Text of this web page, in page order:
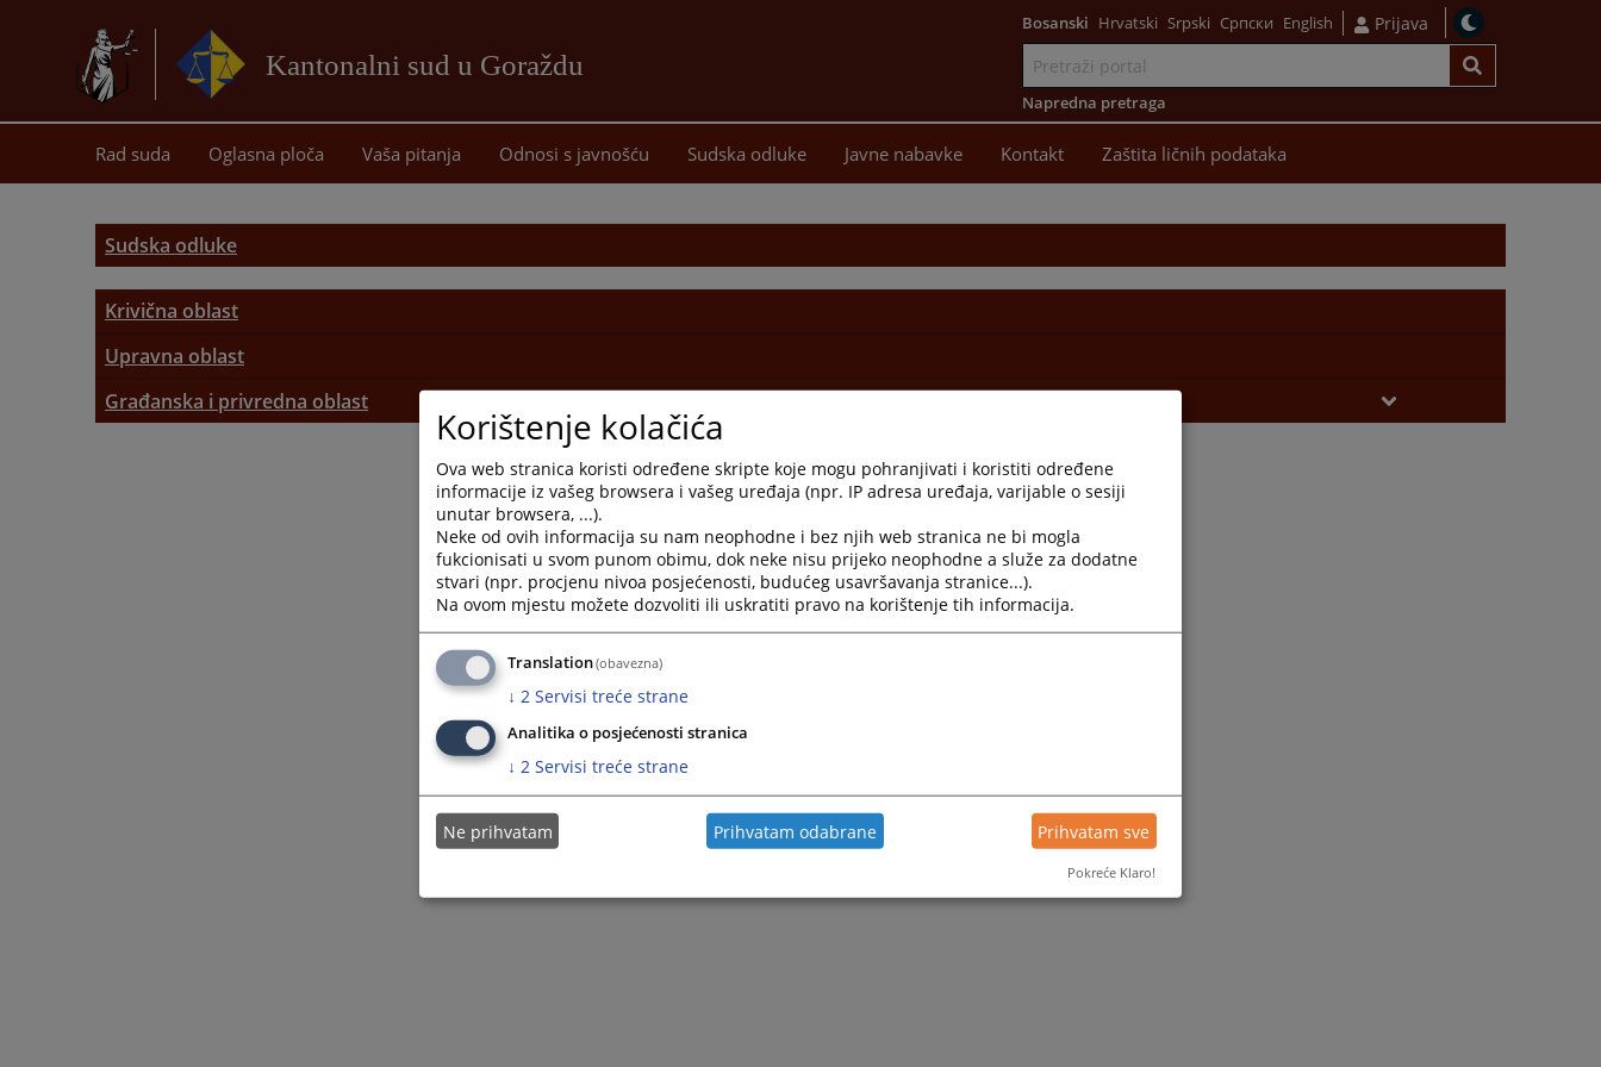
Kantonalni sud u Goraždu
sadržaj
Bosanski Hrvatski Srpski Српски English Prijava
Napredna pretraga
Rad suda Oglasna ploča Vaša pitanja Odnosi s javnošću Sudska odluke Javne nabavke Kontakt Zaštita ličnih podataka
Sudska odluke
Krivična oblast
Upravna oblast
Građanska i privredna oblast
Korištenje kolačića
Ova web stranica koristi određene skripte koje mogu pohranjivati i koristiti određene
informacije iz vašeg browsera i vašeg uređaja (npr. IP adresa uređaja, varijable o sesiji
unutar browsera, ...).
Neke od ovih informacija su nam neophodne i bez njih web stranica ne bi mogla
fukcionisati u svom punom obimu, dok neke nisu prijeko neophodne a služe za dodatne
stvari (npr. procjenu nivoa posjećenosti, budućeg usavršavanja stranice...).
Na ovom mjestu možete dozvoliti ili uskratiti pravo na korištenje tih informacija.
Translation(obavezna)
↓ 2 Servisi treće strane
Analitika o posjećenosti stranica
↓ 2 Servisi treće strane
Ne prihvatam Prihvatam odabrane Prihvatam sve
Pokreće Klaro!